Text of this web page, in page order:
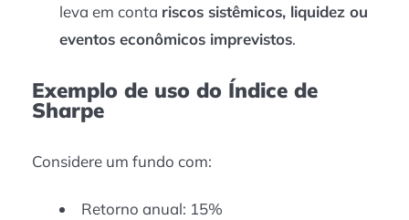
leva em conta riscos sistêmicos, liquidez ou
eventos econômicos imprevistos.
Exemplo de uso do Índice de
Sharpe
Considere um fundo com:
Retorno anual: 15%